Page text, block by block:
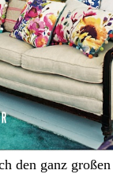
den ganz